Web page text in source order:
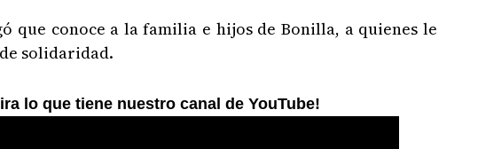
que conoce a la familia e hijos de Bonilla, a quienes le
solidaridad.
lo que tiene nuestro canal de YouTube!